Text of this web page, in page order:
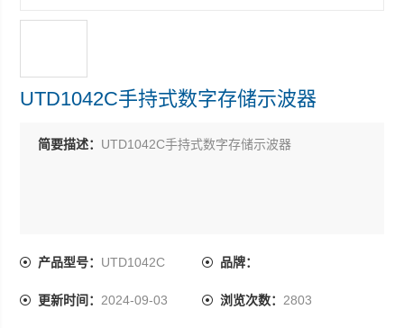
UTD1042C手持式数字存储示波器
简要描述： UTD1042C手持式数字存储示波器
产品型号： UTD1042C 品牌：
更新时间： 2024-09-03 浏览次数： 2803